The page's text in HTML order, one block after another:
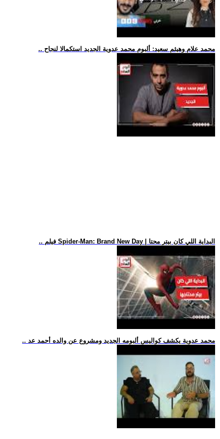
.. محمد علام وهيثم سعيد: ألبوم محمد عدوية الجديد استكمالا لنجاح
.. فيلم Spider-Man: Brand New Day | البداية اللي كان بيتر محتا
.. محمد عدوية يكشف كواليس ألبومه الجديد ومشروع عن والده أحمد عد